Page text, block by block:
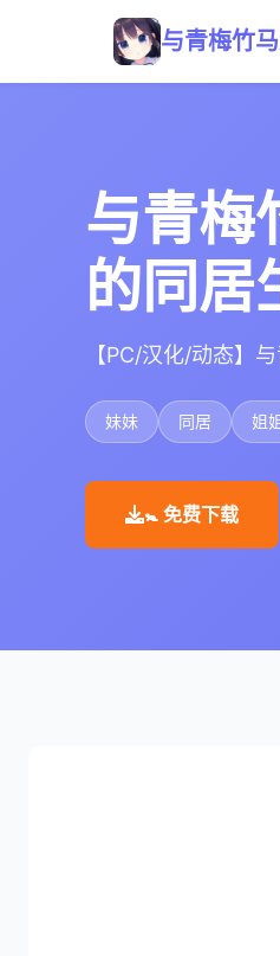
与青梅竹
与青梅
的同居
【PC/汉化/动态】
妹妹 同居 姐
🚼 免费下载